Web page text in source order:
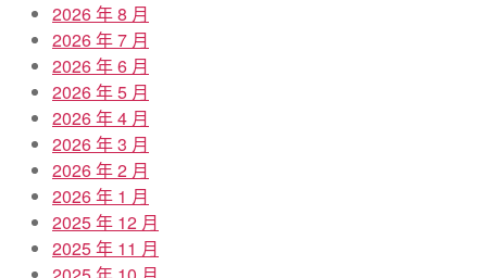
2026 年 8 月
2026 年 7 月
2026 年 6 月
2026 年 5 月
2026 年 4 月
2026 年 3 月
2026 年 2 月
2026 年 1 月
2025 年 12 月
2025 年 11 月